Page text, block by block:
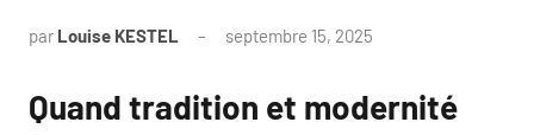
par Louise KESTEL septembre 15, 2025
Quand tradition et modernité